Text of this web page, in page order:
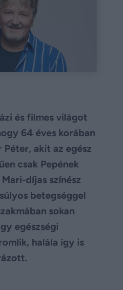
és filmes világot
64 éves korában
Péter, akit az egész
csak Pepének
díjas színész
betegséggel
sokan
egészségi
halála így is